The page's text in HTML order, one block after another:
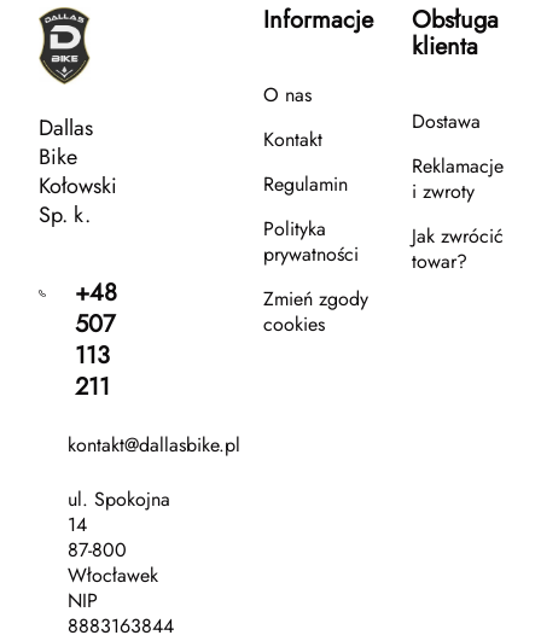
Dallas
Bike
Kołowski
Sp. k.
+48
507
113
211
kontakt@dallasbike.pl
ul. Spokojna
14
87-800
Włocławek
NIP
8883163844
Informacje
O nas
Kontakt
Regulamin
Polityka
prywatności
Zmień zgody
cookies
Obsługa
klienta
Dostawa
Reklamacje
i zwroty
Jak zwrócić
towar?